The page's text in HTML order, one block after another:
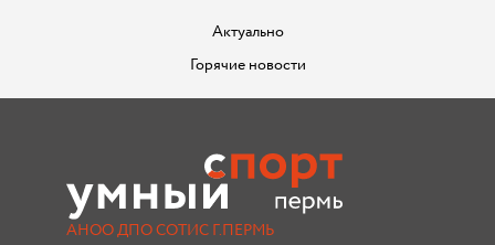
Актуально
Горячие новости
АНОО ДПО СОТИС Г.ПЕРМЬ